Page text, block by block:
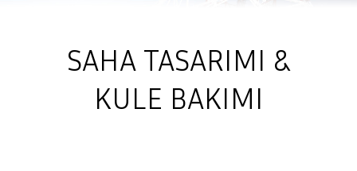
SAHA TASARIMI &
KULE BAKIMI